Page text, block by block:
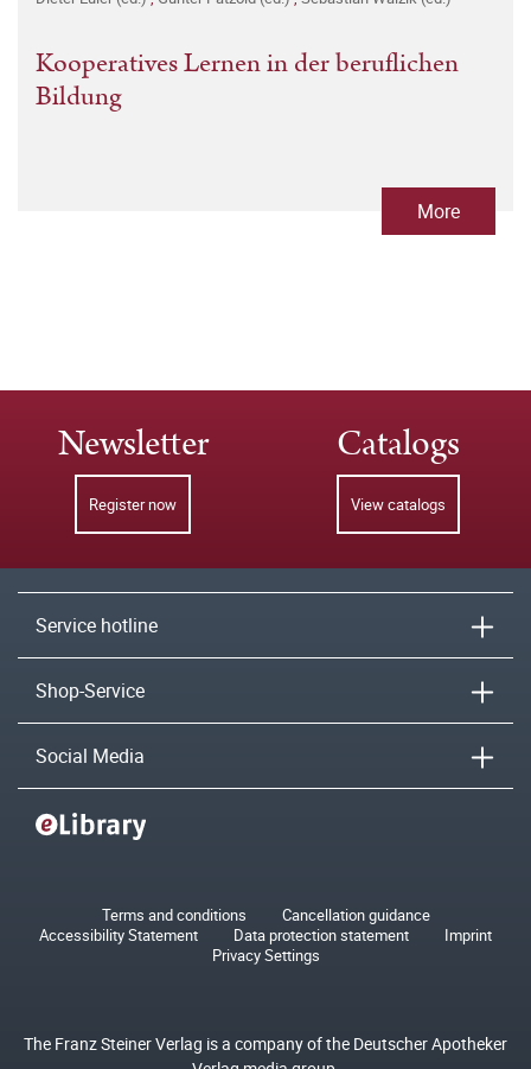
Kooperatives Lernen in der beruflichen
Bildung
More
Newsletter
Register now
Catalogs
View catalogs
Service hotline
Shop-Service
Social Media
Terms and conditions
Cancellation guidance
Accessibility Statement
Data protection statement
Imprint
Privacy Settings
The Franz Steiner Verlag is a company of the Deutscher Apotheker